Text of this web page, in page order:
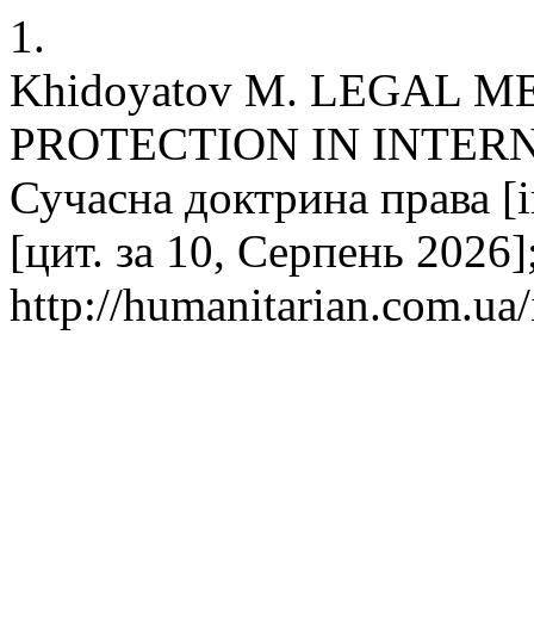
1.
Khidoyatov M. LEGAL
PROTECTION IN
Сучасна доктрина права
[цит. за 10, Серпень
http://